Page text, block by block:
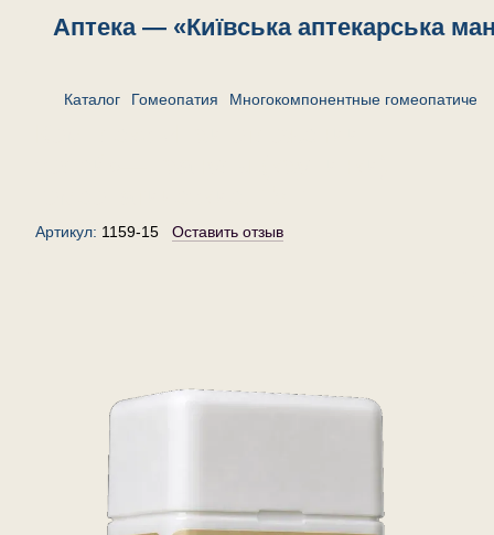
Аптека — «Київська аптекарська
Каталог Гомеопатия Многокомпонентные
Артикул: 1159-15 Оставить отзыв